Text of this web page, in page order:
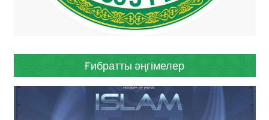
Ғибратты әңгімелер